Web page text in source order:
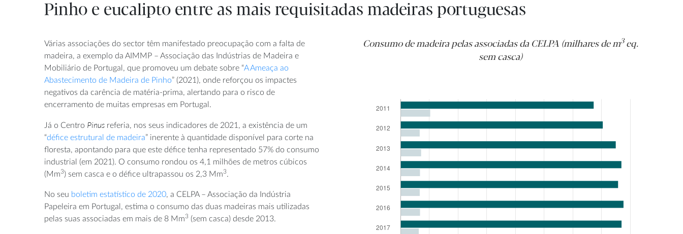
Pinho e eucalipto entre as mais requisitadas madeiras portuguesas
Várias associações do sector têm manifestado preocupação com a falta de
madeira, a exemplo da AIMMP – Associação das Indústrias de Madeira e
Mobiliário de Portugal, que promoveu um debate sobre “A Ameaça ao
Abastecimento de Madeira de Pinho” (2021), onde reforçou os impactes
negativos da carência de matéria-prima, alertando para o risco de
encerramento de muitas empresas em Portugal.
Já o Centro Pinus referia, nos seus indicadores de 2021, a existência de um
“défice estrutural de madeira” inerente à quantidade disponível para corte na
floresta, apontando para que este défice tenha representado 57% do consumo
industrial (em 2021). O consumo rondou os 4,1 milhões de metros cúbicos
(Mm3) sem casca e o défice ultrapassou os 2,3 Mm3.
No seu boletim estatístico de 2020, a CELPA – Associação da Indústria
Papeleira em Portugal, estima o consumo das duas madeiras mais utilizadas
pelas suas associadas em mais de 8 Mm3 (sem casca) desde 2013.
Consumo de madeira pelas associadas da CELPA (milhares de m3eq.
sem casca)